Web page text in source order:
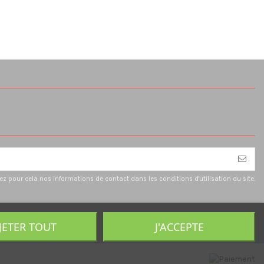
TOUT J'ACCEPTE
pour cela nos informations de contact dans les conditions d'utilisation du site.